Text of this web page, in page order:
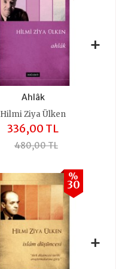
Ahlâk
Hilmi Ziya Ülken
336,00 TL
480,00 TL
+
%
30
+